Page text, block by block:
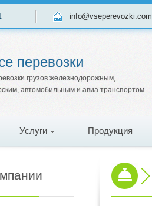
info@vseperevozki.com
перевозки
грузов железнодорожным,
автомобильным и авиа транспортом
Услуги Продукция